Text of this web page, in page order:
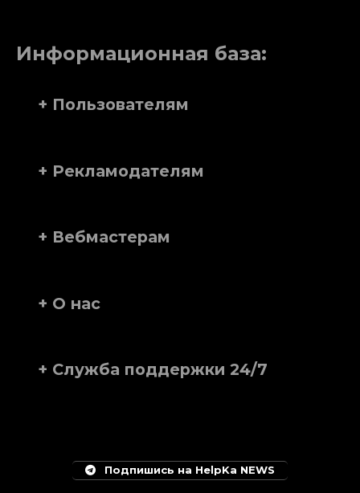
Информационная база:
+ Пользователям
+ Рекламодателям
+ Вебмастерам
+ О нас
+ Служба поддержки 24/7
Подпишись на HelpKa NEWS